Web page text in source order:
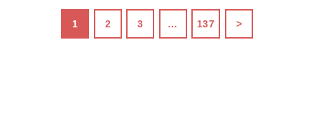
1 2 3 … 137 >